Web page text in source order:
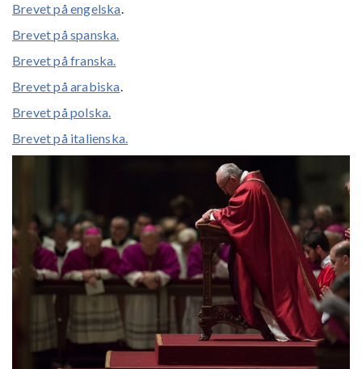
Brevet på engelska.
Brevet på spanska.
Brevet på franska.
Brevet på arabiska.
Brevet på polska.
Brevet på italienska.